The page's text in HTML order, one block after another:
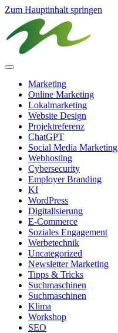
Zum Hauptinhalt springen
Marketing
Online Marketing
Lokalmarketing
Website Design
Projektreferenz
ChatGPT
Social Media Marketing
Webhosting
Cybersecurity
Employer Branding
KI
WordPress
Digitalisierung
E-Commerce
Soziales Engagement
Werbetechnik
Uncategorized
Newsletter Marketing
Tipps & Tricks
Suchmaschinen
Suchmaschinen
Klima
Workshop
SEO